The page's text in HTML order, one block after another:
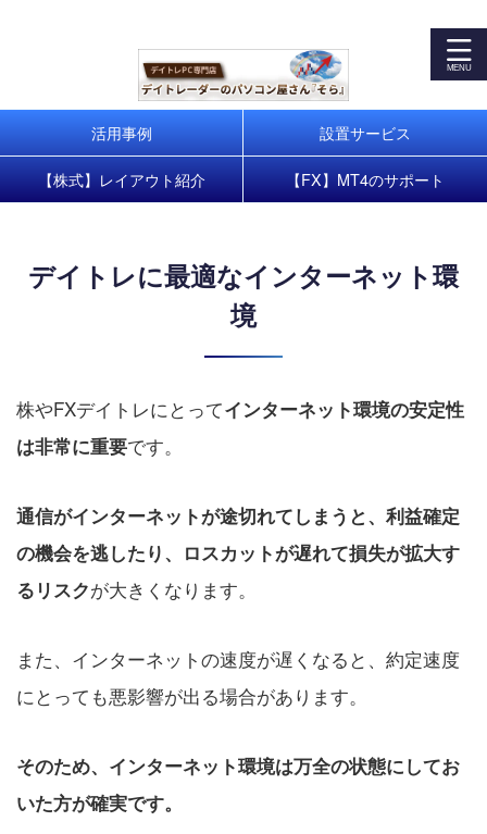
活用事例 設置サービス
【株式】レイアウト紹介 【FX】MT4のサポート
デイトレに最適なインターネット環
境
株やFXデイトレにとってインターネット環境の安定性
は非常に重要です。
通信がインターネットが途切れてしまうと、利益確定
の機会を逃したり、ロスカットが遅れて損失が拡大す
るリスクが大きくなります。
また、インターネットの速度が遅くなると、約定速度
にとっても悪影響が出る場合があります。
そのため、インターネット環境は万全の状態にしてお
いた方が確実です。